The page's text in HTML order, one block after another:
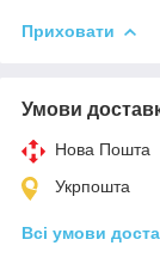
Приховати
Умови
Нова Пошта
Укрпошта
Всі умови